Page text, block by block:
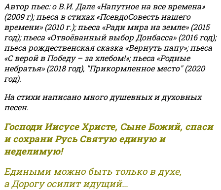
Автор пьес: о В.И. Дале «Напутное на все времена»
(2009 г); пьеса в стихах «ПсевдоСовесть нашего
времени» (2010 г.); пьеса «Ради мира на земле» (2015
год); пьеса «Отвоёванный выбор Донбасса» (2016 год);
пьеса рождественская сказка «Вернуть папу»; пьеса
«С верой в Победу – за хлебом!»;пьеса «Родные
небратья» (2018 год), "Прикормленное место" (2020
год).
На стихи написано много душевных и духовных
песен.
Господи Иисусе Христе, Сыне Божий, спаси
и сохрани Русь Святую единую и
неделимую!
Едиными можно быть только в духе,
а Дорогу осилит идущий...